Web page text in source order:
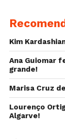
entanto, as
que isso só
horário de
baixo algumas
Kim
Ana Guiomar
grande!
Marisa Cruz
Lourenço
Algarve!